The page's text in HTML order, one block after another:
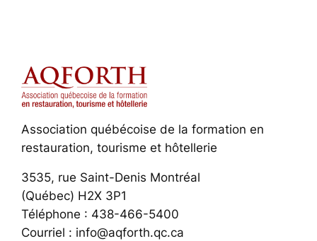
Association québécoise de la formation en
restauration, tourisme et hôtellerie
3535, rue Saint-Denis Montréal
(Québec) H2X 3P1
Téléphone : 438-466-5400
Courriel : info@aqforth.qc.ca